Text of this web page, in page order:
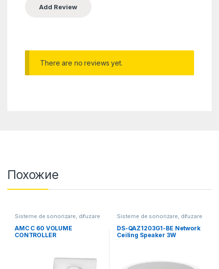
There are no reviews yet.
Похожие
Sisteme de sonorizare, difuzare
muzicală
AMC C 60 VOLUME
CONTROLLER
Sisteme de sonorizare, difuzare
muzicală
DS-QAZ1203G1-BE Network
Ceiling Speaker 3W